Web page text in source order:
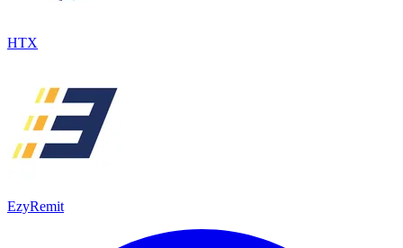
HTX
EzyRemit